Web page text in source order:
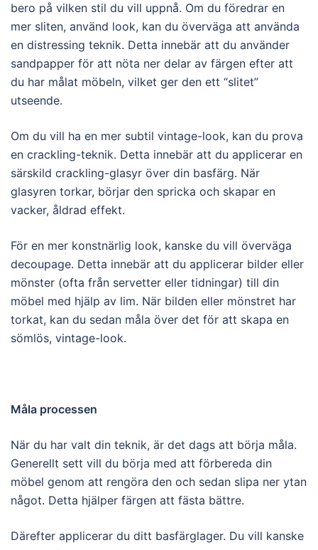
bero på vilken stil du vill uppnå. Om du föredrar en
mer sliten, använd look, kan du överväga att använda
en distressing teknik. Detta innebär att du använder
sandpapper för att nöta ner delar av färgen efter att
du har målat möbeln, vilket ger den ett “slitet”
utseende.
Om du vill ha en mer subtil vintage-look, kan du prova
en crackling-teknik. Detta innebär att du applicerar en
särskild crackling-glasyr över din basfärg. När
glasyren torkar, börjar den spricka och skapar en
vacker, åldrad effekt.
För en mer konstnärlig look, kanske du vill överväga
decoupage. Detta innebär att du applicerar bilder eller
mönster (ofta från servetter eller tidningar) till din
möbel med hjälp av lim. När bilden eller mönstret har
torkat, kan du sedan måla över det för att skapa en
sömlös, vintage-look.
Måla processen
När du har valt din teknik, är det dags att börja måla.
Generellt sett vill du börja med att förbereda din
möbel genom att rengöra den och sedan slipa ner ytan
något. Detta hjälper färgen att fästa bättre.
Därefter applicerar du ditt basfärglager. Du vill kanske